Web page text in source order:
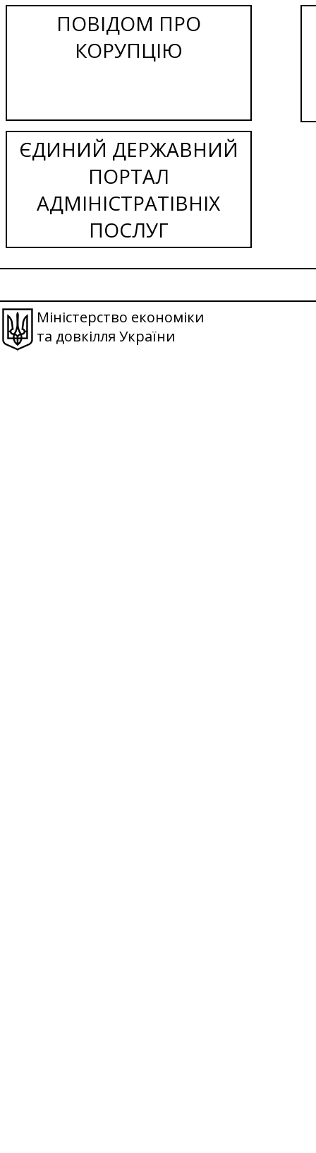
ПОВІДОМ ПРО
КОРУПЦІЮ
ЄДИНИЙ ДЕРЖАВНИЙ
ПОРТАЛ
АДМІНІСТРАТІВНІХ
ПОСЛУГ
Міністерство економіки
та довкілля України